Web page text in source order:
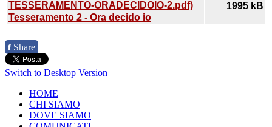
Tesseramento 2 - Ora decido io
1995 kB
f Share
Switch to Desktop Version
HOME
CHI SIAMO
DOVE SIAMO